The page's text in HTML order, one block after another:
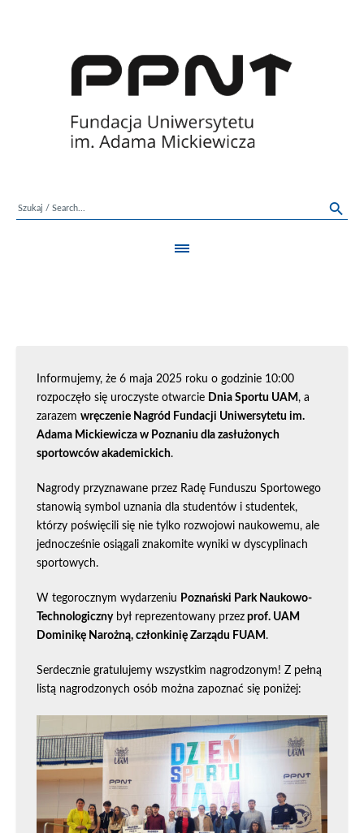
Informujemy, że 6 maja 2025 roku o godzinie 10:00
rozpoczęło się uroczyste otwarcie Dnia Sportu UAM , a
zarazem wręczenie Nagród Fundacji Uniwersytetu im.
Adama Mickiewicza w Poznaniu dla zasłużonych
sportowców akademickich.
Nagrody przyznawane przez Radę Funduszu Sportowego
stanowią symbol uznania dla studentów i studentek,
którzy poświęcili się nie tylko rozwojowi naukowemu, ale
jednocześnie osiągali znakomite wyniki w dyscyplinach
sportowych.
W tegorocznym wydarzeniu Poznański Park Naukowo-
Technologicznybył reprezentowany przez prof. UAM
Dominikę Narożną, członkinię Zarządu FUAM .
Serdecznie gratulujemy wszystkim nagrodzonym! Z pełną
listą nagrodzonych osób można zapoznać się poniżej: